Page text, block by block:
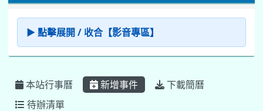
▶ 點擊展開 / 收合【影音專區】
本站行事曆 新增事件
下載簡曆
待辦清單